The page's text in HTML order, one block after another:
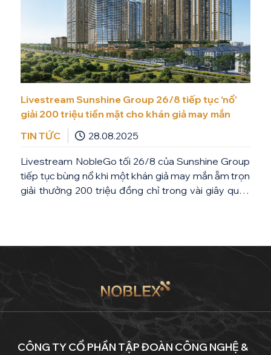
Livestream Sunshine Group 26/8 tiếp tục ‘nổ’
giải 200 triệu tiền mặt cho khán giả may mắn
TIN TỨC
28.08.2025
Livestream NobleGo tối 26/8 của Sunshine Group
tiếp tục bùng nổ khi một khán giả may mắn ẵm trọn
giải thưởng 200 triệu đồng chỉ trong vài giây quay
CÔNG TY CỔ PHẦN TẬP ĐOÀN CÔNG NGHỆ &